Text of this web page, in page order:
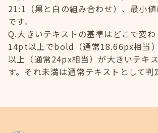
21:1（黒と白の組み合わせ）、最小値
です。
Q.大きいテキストの基準はどこで変わ
14pt以上でbold（通常18.66px相当
以上（通常24px相当）が大きいテキ
す。それ未満は通常テキストとして判